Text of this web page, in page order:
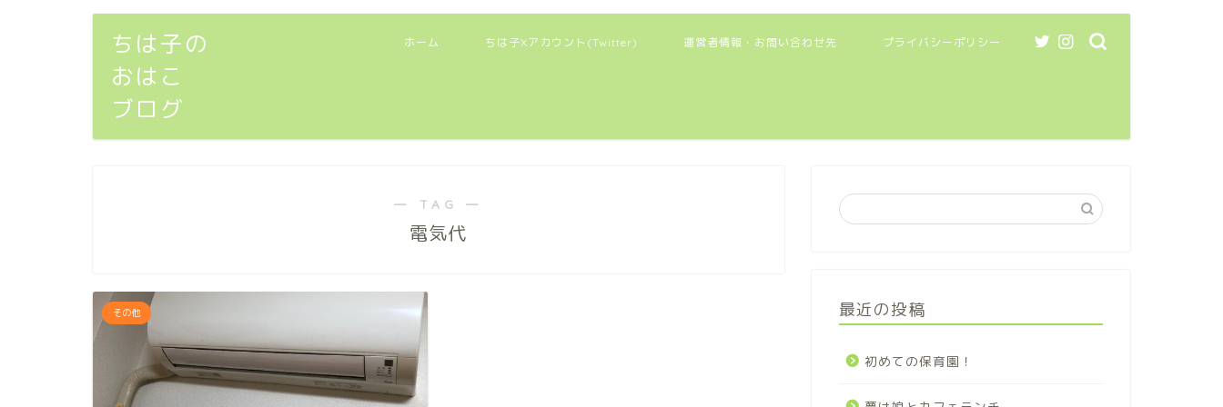
ちは子の
おはこ
ブログ
ホーム ちは子Xアカウント(Twitter) 運営者情報・お問い合わせ先 プライバシーポリシー
― TAG ―
電気代
その他 最近の投稿
初めての保育園！